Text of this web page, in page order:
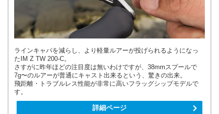
ラインキャパを減らし、より軽量ルアーが投げられるようになっ
たIM Z TW 200-C。
さすがに昨年ほどの注目度は無いわけですが、38mmスプールで
7g〜のルアーが普通にキャスト出来るという、驚きの出来。
飛距離・トラブルレス性能が非常に高いフラッグシップモデルで
す。
詳細ページ